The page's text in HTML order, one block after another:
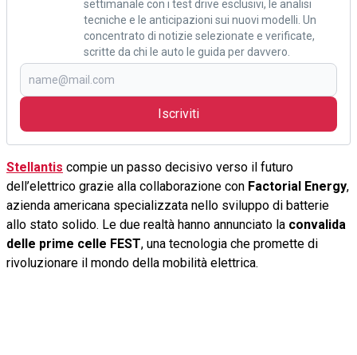
settimanale con i test drive esclusivi, le analisi
tecniche e le anticipazioni sui nuovi modelli. Un
concentrato di notizie selezionate e verificate,
scritte da chi le auto le guida per davvero.
Iscriviti
Stellantis compie un passo decisivo verso il futuro
dell’elettrico grazie alla collaborazione con Factorial Energy,
azienda americana specializzata nello sviluppo di batterie
allo stato solido. Le due realtà hanno annunciato la convalida
delle prime celle FEST, una tecnologia che promette di
rivoluzionare il mondo della mobilità elettrica.